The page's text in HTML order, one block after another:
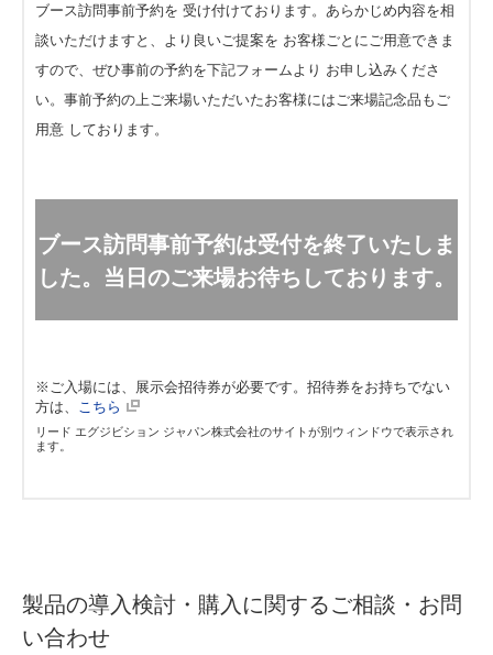
ブース訪問事前予約を 受け付けております。あらかじめ内容を相
談いただけますと、より良いご提案を お客様ごとにご用意できま
すので、ぜひ事前の予約を下記フォームより お申し込みくださ
い。事前予約の上ご来場いただいたお客様にはご来場記念品もご
用意 しております。
ブース訪問事前予約は受付を終了いたしま
した。当日のご来場お待ちしております。
※ご入場には、展示会招待券が必要です。招待券をお持ちでない
方は、
こちら
リード エグジビション ジャパン株式会社のサイトが別ウィンドウで表示され
ます。
製品の導入検討・購入に関するご相談・お問
い合わせ